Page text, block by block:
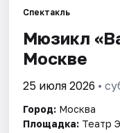
Спектакль
Мюзикл
Москве
25 июля 2026 •
Город: Москва
Площадка: Театр